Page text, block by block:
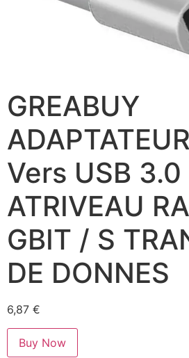
GREABUY
Vers USB 3.0
ATRIVEAU
GBIT / S
DE DONNES
6,87 €
Buy Now